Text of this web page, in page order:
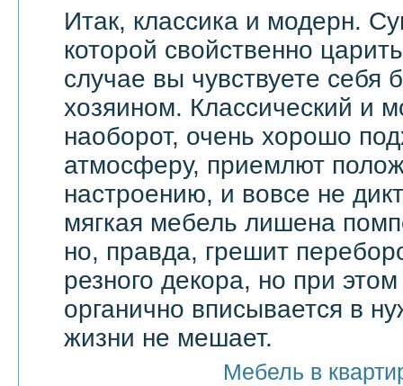
Итак, классика и модерн.
которой свойственно
случае вы чувствуете себя
хозяином. Классический и
наоборот, очень хорошо
атмосферу, приемлют
настроению, и вовсе не
мягкая мебель лишена
но, правда, грешит
резного декора, но при
органично вписывается в
жизни не мешает.
Мебель в